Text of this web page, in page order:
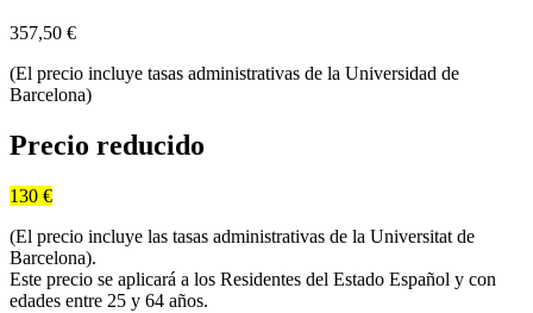
357,50 €
(El precio incluye tasas administrativas de la Universidad de
Barcelona)
Precio reducido
130 €
(El precio incluye las tasas administrativas de la Universitat de
Barcelona).
Este precio se aplicará a los Residentes del Estado Español y con
edades entre 25 y 64 años.